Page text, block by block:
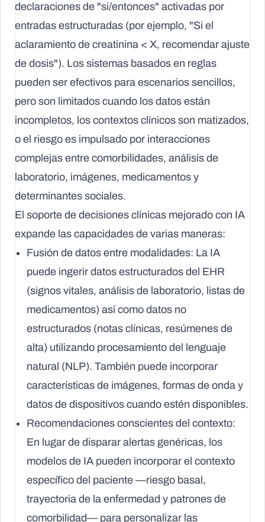
declaraciones de "si/entonces" activadas por
entradas estructuradas (por ejemplo, "Si el
aclaramiento de creatinina < X, recomendar ajuste
de dosis"). Los sistemas basados en reglas
pueden ser efectivos para escenarios sencillos,
pero son limitados cuando los datos están
incompletos, los contextos clínicos son matizados,
o el riesgo es impulsado por interacciones
complejas entre comorbilidades, análisis de
laboratorio, imágenes, medicamentos y
determinantes sociales.
El soporte de decisiones clínicas mejorado con IA
expande las capacidades de varias maneras:
Fusión de datos entre modalidades: La IA
puede ingerir datos estructurados del EHR
(signos vitales, análisis de laboratorio, listas de
medicamentos) así como datos no
estructurados (notas clínicas, resúmenes de
alta) utilizando procesamiento del lenguaje
natural (NLP). También puede incorporar
características de imágenes, formas de onda y
datos de dispositivos cuando estén disponibles.
Recomendaciones conscientes del contexto:
En lugar de disparar alertas genéricas, los
modelos de IA pueden incorporar el contexto
específico del paciente —riesgo basal,
trayectoria de la enfermedad y patrones de
comorbilidad— para personalizar las